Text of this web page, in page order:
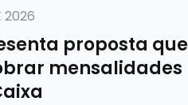
2026
proposta que
mensalidades